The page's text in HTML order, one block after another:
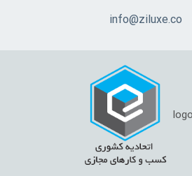
info@ziluxe.co